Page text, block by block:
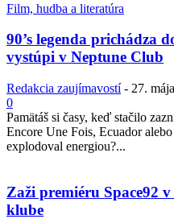
Film, hudba a literatúra
90’s legenda prichádza
vystúpi v Neptune Club
Redakcia zaujímavostí - 27.
0
Pamätáš si časy, keď stačilo
Encore Une Fois, Ecuador
explodoval energiou?...
Zaži premiéru Space92
klube